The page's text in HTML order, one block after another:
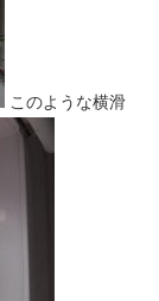
このような横滑